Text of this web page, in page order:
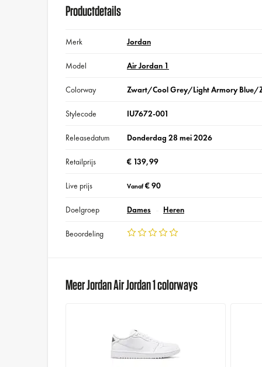
Productdetails
Merk Jordan
Model Air Jordan 1
Colorway Zwart/Cool Grey/Light Armory Blue/
Stylecode IU7672-001
Releasedatum Donderdag 28 mei 2026
Retailprijs € 139,99
Live prijs Vanaf€ 90
Doelgroep Dames Heren
Beoordeling
Meer Jordan Air Jordan 1 colorways